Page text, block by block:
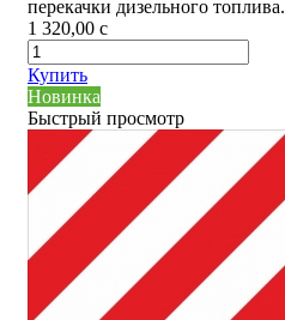
перекачки дизельного топлива.
1 320,00 c
Купить
Новинка
Быстрый просмотр